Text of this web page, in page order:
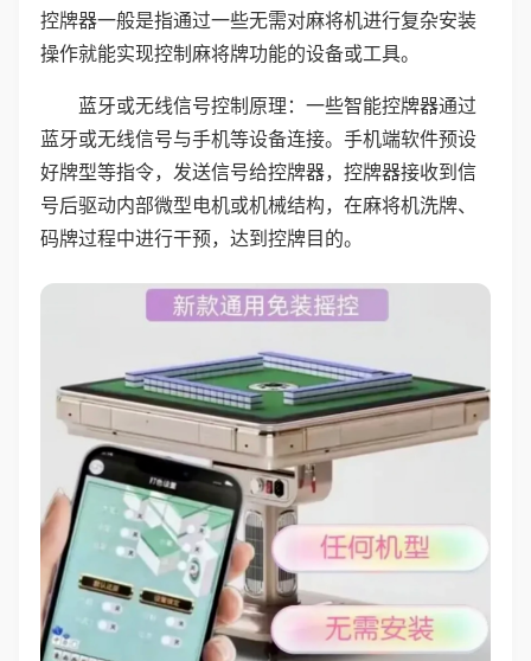
控牌器一般是指通过一些无需对麻将机进行复杂安装
操作就能实现控制麻将牌功能的设备或工具。
蓝牙或无线信号控制原理：一些智能控牌器通过
蓝牙或无线信号与手机等设备连接。手机端软件预设
好牌型等指令，发送信号给控牌器，控牌器接收到信
号后驱动内部微型电机或机械结构，在麻将机洗牌、
码牌过程中进行干预，达到控牌目的。